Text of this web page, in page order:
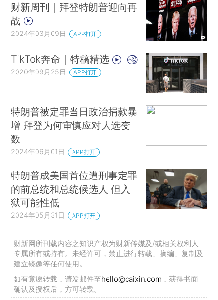
财新周刊｜拜登特朗普迎向再
战
2024年03月09日 APP打开
TikTok奔命｜特稿精选
2020年09月25日 APP打开
特朗普被定罪当日政治捐款暴
增 拜登为何审慎应对大选变
数
2024年06月01日 APP打开
特朗普成美国首位遭刑事定罪
的前总统和总统候选人 但入
狱可能性低
2024年05月31日 APP打开
财新网所刊载内容之知识产权为财新传媒及/或相关权利人
专属所有或持有。未经许可，禁止进行转载、摘编、复制及
建立镜像等任何使用。
如有意愿转载，请发邮件至hello@caixin.com ，获得书面
确认及授权后，方可转载。